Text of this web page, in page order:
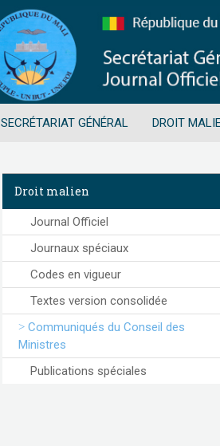
SECRÉTARIAT GÉNÉRAL DROIT
Droit malien
Journal Officiel
Journaux spéciaux
Codes en vigueur
Textes version consolidée
Communiqués du Conseil des
Ministres
Publications spéciales